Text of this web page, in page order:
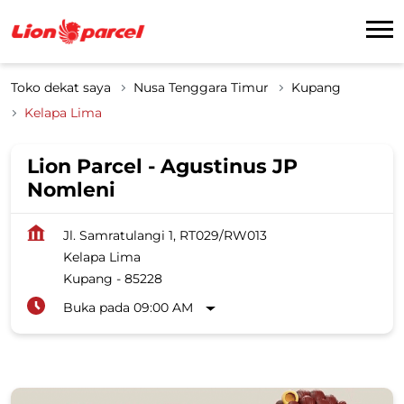
Toko dekat saya Nusa Tenggara Timur
Kupang
Kelapa Lima
Lion Parcel - Agustinus JP
Nomleni
Jl. Samratulangi 1, RT029/RW013
Kelapa Lima
Kupang - 85228
Buka pada 09:00 AM